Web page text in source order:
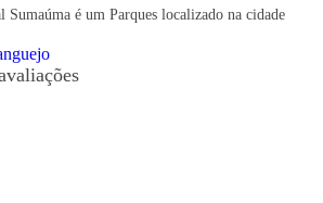
Sumaúma é um Parques localizado na cidade